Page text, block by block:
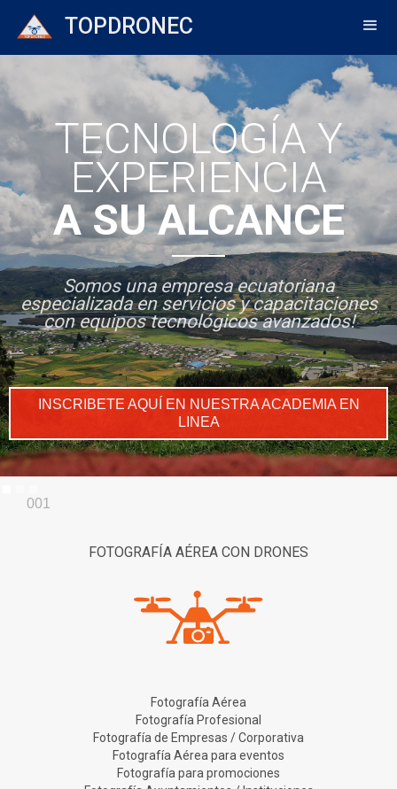
TOPDRONEC
TECNOLOGÍA Y
EXPERIENCIA
A SU ALCANCE
Somos una empresa ecuatoriana
especializada en servicios y capacitaciones
con equipos tecnológicos avanzados!
INSCRIBETE AQUÍ EN NUESTRA ACADEMIA EN
LINEA
001
FOTOGRAFÍA AÉREA CON DRONES
Fotografía Aérea
Fotografía Profesional
Fotografía de Empresas / Corporativa
Fotografía Aérea para eventos
Fotografía para promociones